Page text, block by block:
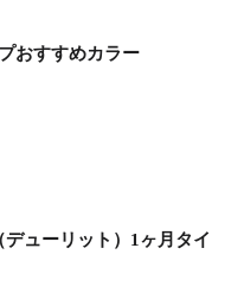
おすすめカラー
ューリット）1ヶ月タイ